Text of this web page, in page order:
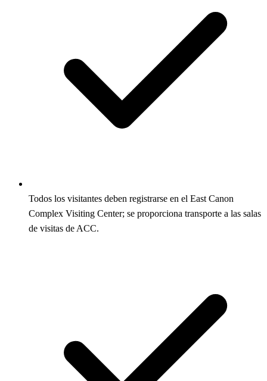
Todos los visitantes deben registrarse en el East Canon
Complex Visiting Center; se proporciona transporte a las salas
de visitas de ACC.